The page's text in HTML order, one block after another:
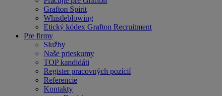
Grafton Spirit
Whistleblowing
Etický kódex Grafton Recruitment
Pre firmy
Služby
Naše prieskumy
TOP kandidáti
Register pracovných pozícií
Referencie
Kontakty